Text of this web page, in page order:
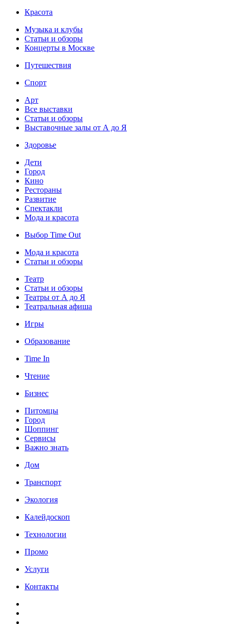
Красота
Музыка и клубы
Статьи и обзоры
Концерты в Москве
Путешествия
Спорт
Арт
Все выставки
Статьи и обзоры
Выставочные залы от А до Я
Здоровье
Дети
Город
Кино
Рестораны
Развитие
Спектакли
Мода и красота
Выбор Time Out
Мода и красота
Статьи и обзоры
Театр
Статьи и обзоры
Театры от А до Я
Театральная афиша
Игры
Образование
Time In
Чтение
Бизнес
Питомцы
Город
Шоппинг
Сервисы
Важно знать
Дом
Транспорт
Экология
Калейдоскоп
Технологии
Промо
Услуги
Контакты